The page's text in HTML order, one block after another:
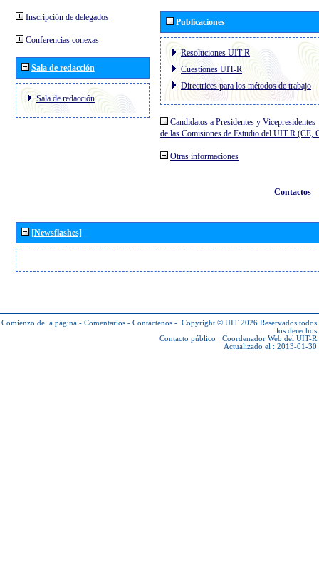
Inscripción de delegados
Conferencias conexas
Sala de redacción
Sala de redacción
Publicaciones
Resoluciones UIT-R
Cuestiones UIT-R
Directrices para los métodos de trabajo
Candidatos a Presidentes y Vicepresidentes
de las Comisiones de Estudio del UIT R (CE,
Otras informaciones
Contactos
[Newsflashes]
Comienzo de la página - Comentarios - Contáctenos - Copyright © UIT 2026 Reservados todos
los derechos
Contacto público : Coordenador Web del UIT-R
Actualizado el : 2013-01-30